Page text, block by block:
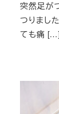
突然足が
つりまし
ても痛